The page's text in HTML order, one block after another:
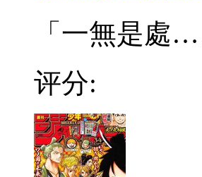
「一無是處
评分: